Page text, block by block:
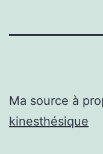
Ma source à
kinesthésique